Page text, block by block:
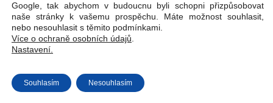
Google, tak abychom v budoucnu byli schopni přizpůsobovat
naše stránky k vašemu prospěchu. Máte možnost souhlasit,
nebo nesouhlasit s těmito podmínkami.
Více o ochraně osobních údajů
Nastavení.
Souhlasím Nesouhlasím